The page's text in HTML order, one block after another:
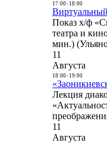
17:00- 18:00
Показ х/ф
театра и
мин.)
11
Августа
18:00- 19:00
Лекция
11
Августа